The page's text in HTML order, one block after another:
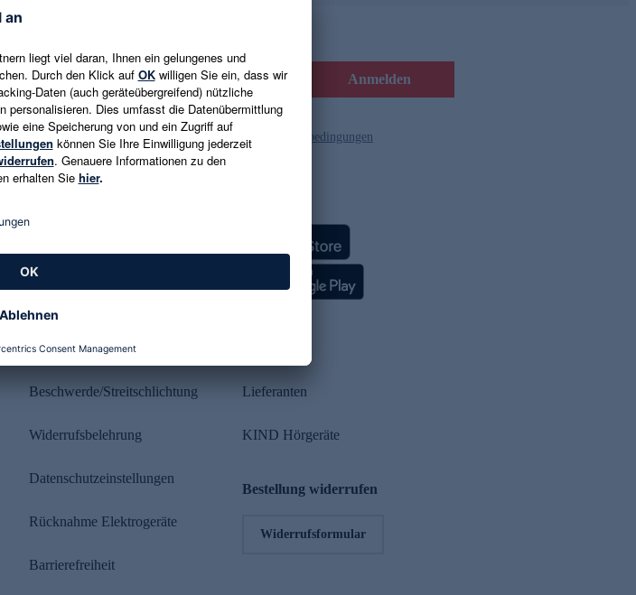
E-Mail-Adresse eingeben Anmelden
Es gelten die Datenschutzrichtlinien und die Gutscheinbedingungen
Rechtliches
Beschwerde/Streitschlichtung
Widerrufsbelehrung
Datenschutzeinstellungen
Rücknahme Elektrogeräte
Barrierefreiheit
Lieferanten
KIND Hörgeräte
Bestellung widerrufen
Widerrufsformular